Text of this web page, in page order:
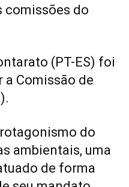
comissões do
(PT-ES) foi
Comissão de
do
ambientais, uma
de forma